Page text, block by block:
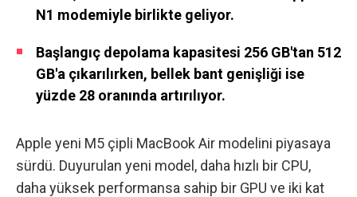
N1 modemiyle birlikte geliyor.
Başlangıç depolama kapasitesi 256 GB'tan 512
GB'a çıkarılırken, bellek bant genişliği ise
yüzde 28 oranında artırılıyor.
Apple yeni M5 çipli MacBook Air modelini piyasaya
sürdü. Duyurulan yeni model, daha hızlı bir CPU,
daha yüksek performansa sahip bir GPU ve iki kat